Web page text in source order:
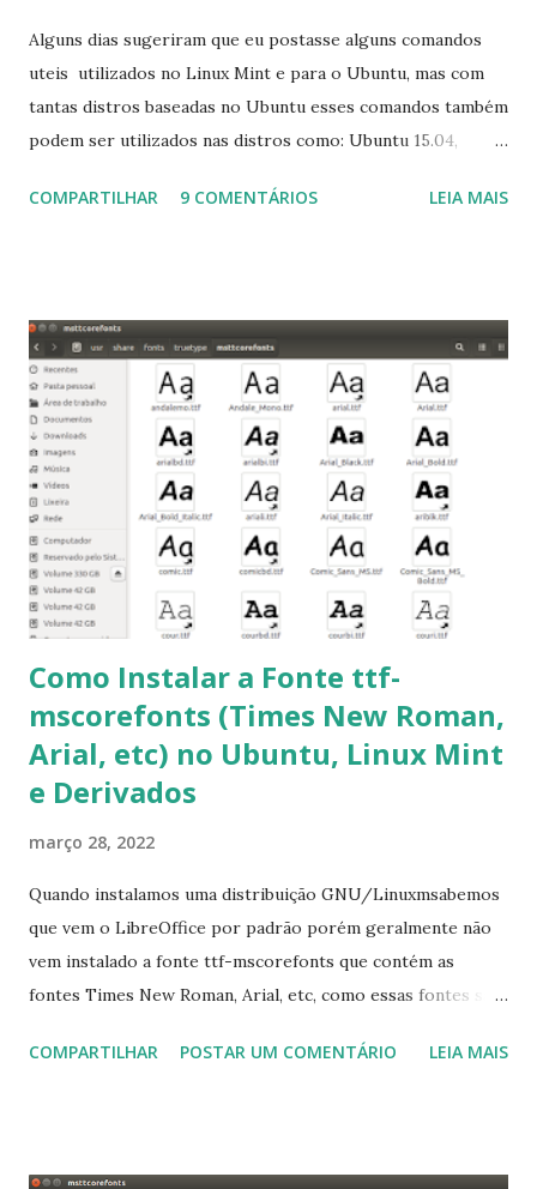
Alguns dias sugeriram que eu postasse alguns comandos
uteis utilizados no Linux Mint e para o Ubuntu, mas com
tantas distros baseadas no Ubuntu esses comandos também
podem ser utilizados nas distros como: Ubuntu 15.04,
Linux Mint 17, Pinguy OS 14.04, Elementary OS 0.3, Deepin
para usuários iniciantes... 1- Atualizar a lista de pacotes: $
sudo apt-get update 2- Atualizar toda a distro: $ sudo apt-
get -f dist-upgrade ou update-manager -d -c 3- Instalar
pacotes: $ sudo apt-get install [nome do pacote] 4-
Procurar arquivos corrompidos: $ sudo apt-get check 5-
Corrigir problemas de dependências, concluir instalação de
pacotes pendentes e outros erros: $ sudo apt-get -f install
6- Se o comando sudo apt-get -f install nã...
COMPARTILHAR 9 COMENTÁRIOS LEIA MAIS
Como Instalar a Fonte ttf-
mscorefonts (Times New Roman,
Arial, etc) no Ubuntu, Linux Mint
e Derivados
março 28, 2022
Quando instalamos uma distribuição GNU/Linuxmsabemos
que vem o LibreOffice por padrão porém geralmente não
vem instalado a fonte ttf-mscorefonts que contém as
fontes Times New Roman, Arial, etc, como essas fontes são
a Associação Brasileira de Normas Técnicas (ABNT), exige
COMPARTILHAR POSTAR UM COMENTÁRIO LEIA MAIS